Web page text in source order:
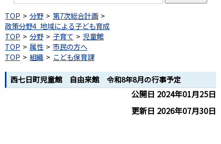
TOP 分野
第7次総合計画
政策分野4_地域による子ども育成
TOP
分野 子育て
児童館
TOP
属性
市民の方へ
TOP
組織 こども保育課
西七日町児童館 自由来館 令和8年8月の行事予定
公開日 2024年01月25日
更新日 2026年07月30日